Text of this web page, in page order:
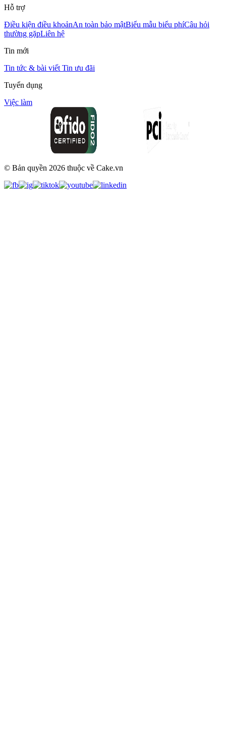
Hỗ trợ
Điều kiện điều khoảnAn toàn bảo mậtBiểu mẫu biểu phíCâu hỏi
thường gặpLiên hệ
Tin mới
Tin tức & bài viết Tin ưu đãi
Tuyển dụng
Việc làm
© Bản quyền 2026 thuộc về Cake.vn